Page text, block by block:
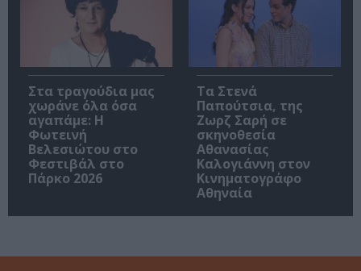
Στα τραγούδια μας
χωράνε όλα όσα
αγαπάμε: Η
Φωτεινή
Βελεσιώτου στο
Φεστιβάλ στο
Πάρκο 2026
Τα Στενά
Παπούτσια, της
Ζωρζ Σαρή σε
σκηνοθεσία
Αθανασίας
Καλογιάννη στον
Κινηματογράφο
Αθηναία